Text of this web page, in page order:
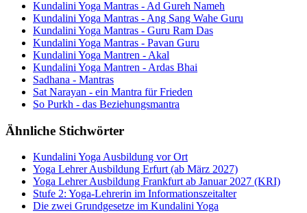
Kundalini Yoga Mantras - Ad Gureh Nameh
Kundalini Yoga Mantras - Ang Sang Wahe Guru
Kundalini Yoga Mantras - Guru Ram Das
Kundalini Yoga Mantras - Pavan Guru
Kundalini Yoga Mantren - Akal
Kundalini Yoga Mantren - Ardas Bhai
Sadhana - Mantras
Sat Narayan - ein Mantra für Frieden
So Purkh - das Beziehungsmantra
Ähnliche Stichwörter
Kundalini Yoga Ausbildung vor Ort
Yoga Lehrer Ausbildung Erfurt (ab März 2027)
Yoga Lehrer Ausbildung Frankfurt ab Januar 2027 (KRI)
Stufe 2: Yoga-Lehrerin im Informationszeitalter
Die zwei Grundgesetze im Kundalini Yoga